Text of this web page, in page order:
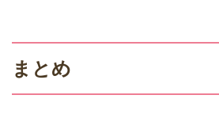
まとめ